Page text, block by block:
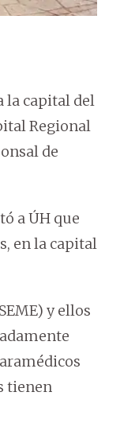
la capital del
Regional
de
a ÚH que
en la capital
y ellos
tienen